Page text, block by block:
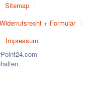
Sitemap
Widerrufsrecht + Formular
Impressum